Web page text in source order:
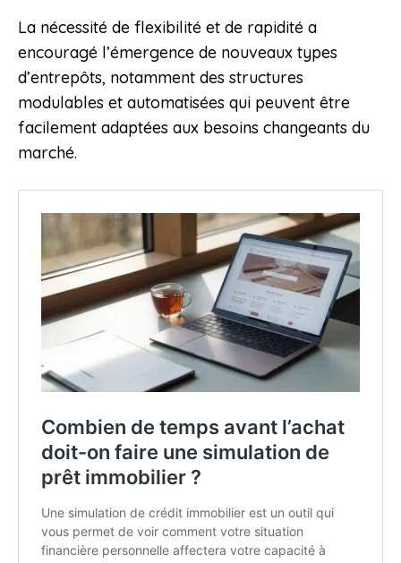
La nécessité de flexibilité et de rapidité a
encouragé l’émergence de nouveaux types
d’entrepôts, notamment des structures
modulables et automatisées qui peuvent être
facilement adaptées aux besoins changeants du
marché.